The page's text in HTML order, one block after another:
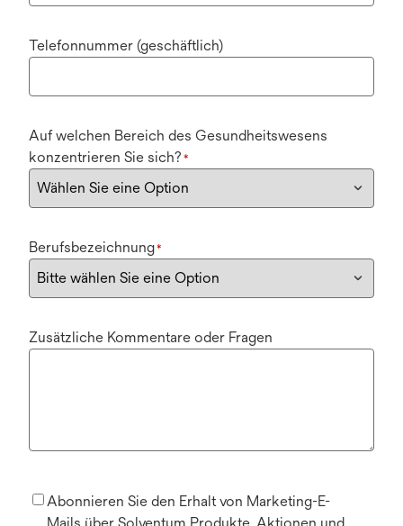
Telefonnummer (geschäftlich)
Auf welchen Bereich des Gesundheitswesens
konzentrieren Sie sich? *
Berufsbezeichnung*
Zusätzliche Kommentare oder Fragen
Abonnieren Sie den Erhalt von Marketing-E-